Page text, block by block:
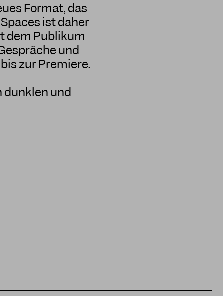
Format, das
ist daher
dem Publikum
und
zur Premiere.
dunklen und